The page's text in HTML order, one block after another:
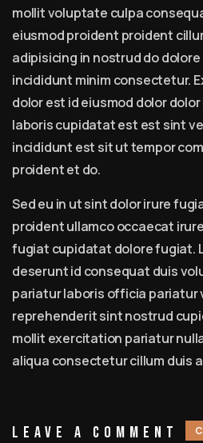
mollit voluptate culpa
eiusmod proident proident
adipisicing in nostrud do
incididunt minim consectetur.
dolor est id eiusmod dolor
laboris cupidatat est est sint
incididunt est sit ut tempor
proident et do.
Sed eu in ut sint dolor irure
proident ullamco occaecat
fugiat cupidatat dolore fugiat.
deserunt id consequat duis
pariatur laboris officia pariatur
reprehenderit sint nostrud
mollit exercitation pariatur
aliqua consectetur cillum duis
Leave A Comment